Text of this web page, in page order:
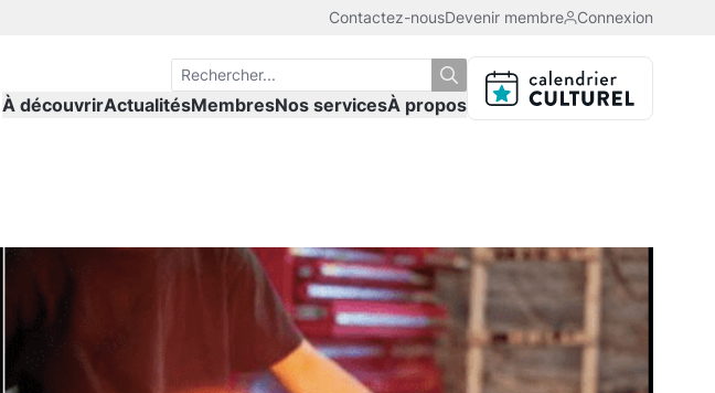
Contactez-nousDevenir membre Connexion
À découvrirActualitésMembresNos servicesÀ propos